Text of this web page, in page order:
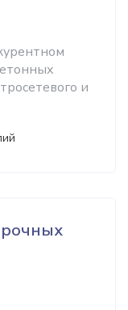
и